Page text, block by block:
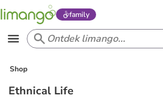
family
Shop
Ethnical Life